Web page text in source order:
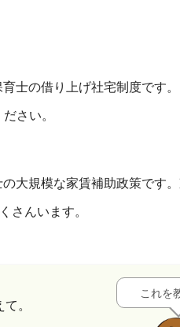
士の借り上げ社宅制度です
さい。
大規模な家賃補助政策です
さんいます。
。
これを